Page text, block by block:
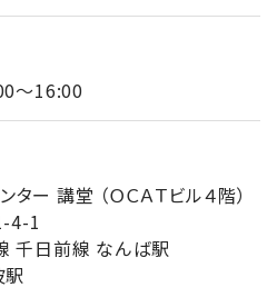
～16:00
ー 講堂 （ＯＣＡＴビル４階）
4-1
千日前線 なんば駅
駅